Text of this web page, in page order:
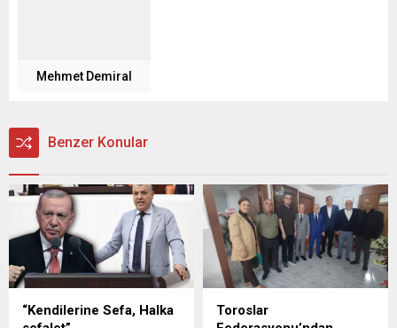
Mehmet Demiral
Benzer Konular
“Kendilerine Sefa, Halka
Toroslar